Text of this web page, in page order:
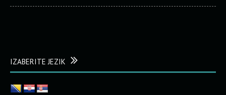
IZABERITE JEZIK